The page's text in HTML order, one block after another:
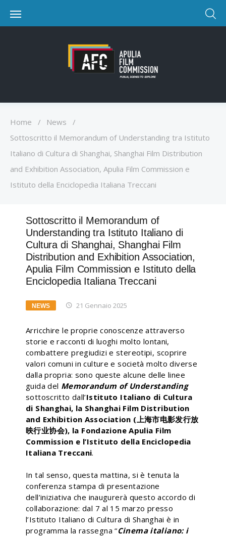
Home / News
/
Sottoscritto il Memorandum of Understanding tra Istituto
Italiano di Cultura di Shanghai, Shanghai Film Distribution
and Exhibition Association, Apulia Film Commission e
Istituto della Enciclopedia Italiana Treccani
Sottoscritto il Memorandum of
Understanding tra Istituto Italiano di
Cultura di Shanghai, Shanghai Film
Distribution and Exhibition Association,
Apulia Film Commission e Istituto della
Enciclopedia Italiana Treccani
NEWS 21 Gennaio 2025
Arricchire le proprie conoscenze attraverso
storie e racconti di luoghi molto lontani,
combattere pregiudizi e stereotipi, scoprire
valori comuni in culture e società molto diverse
dalla propria: sono queste alcune delle linee
guida del Memorandum of Understanding
sottoscritto dall’Istituto Italiano di Cultura
di Shanghai, la Shanghai Film Distribution
and Exhibition Association (上海市电影发行放
映行业协会), la Fondazione Apulia Film
Commission e l’Istituto della Enciclopedia
Italiana Treccani.
In tal senso, questa mattina, si è tenuta la
conferenza stampa di presentazione
dell’iniziativa che inaugurerà questo accordo di
collaborazione: dal 7 al 15 marzo presso
l’Istituto Italiano di Cultura di Shanghai è in
programma la rassegna “Cinema italiano: i